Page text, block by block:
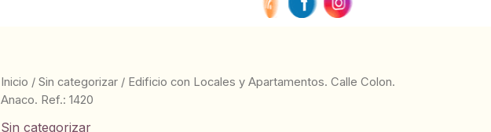
Inicio / Sin categorizar / Edificio con Locales y Apartamentos. Calle Colon.
Anaco. Ref.: 1420
Sin categorizar